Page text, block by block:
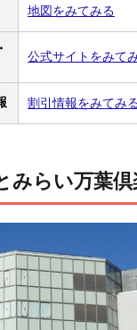
地図をみてみる
公式サイトをみて
割引情報をみてみ
みらい万葉倶